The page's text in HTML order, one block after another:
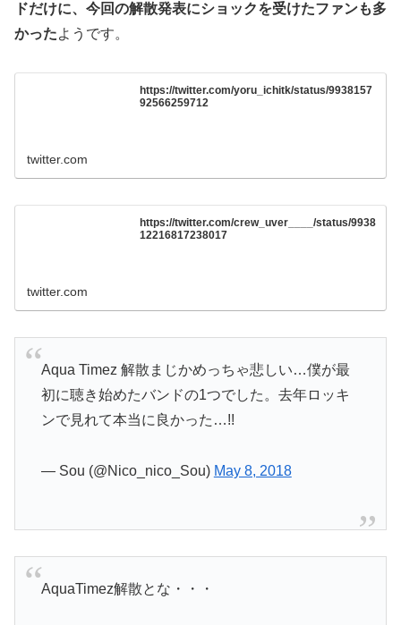
ドだけに、今回の解散発表にショックを受けたファンも多
かったようです。
https://twitter.com/yoru_ichitk/status/9938157
92566259712
twitter.com
https://twitter.com/crew_uver____/status/9938
12216817238017
twitter.com
Aqua Timez 解散まじかめっちゃ悲しい…僕が最
初に聴き始めたバンドの1つでした。去年ロッキ
ンで見れて本当に良かった…!!
— Sou (@Nico_nico_Sou) May 8, 2018
AquaTimez解散とな・・・